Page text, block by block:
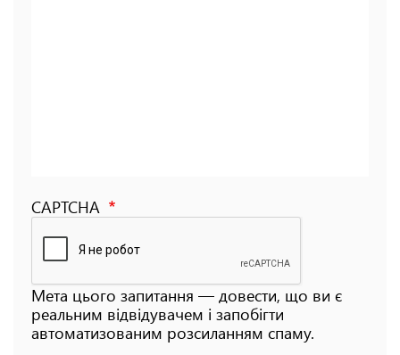
CAPTCHA
Мета цього запитання — довести, що ви є
реальним відвідувачем і запобігти
автоматизованим розсиланням спаму.